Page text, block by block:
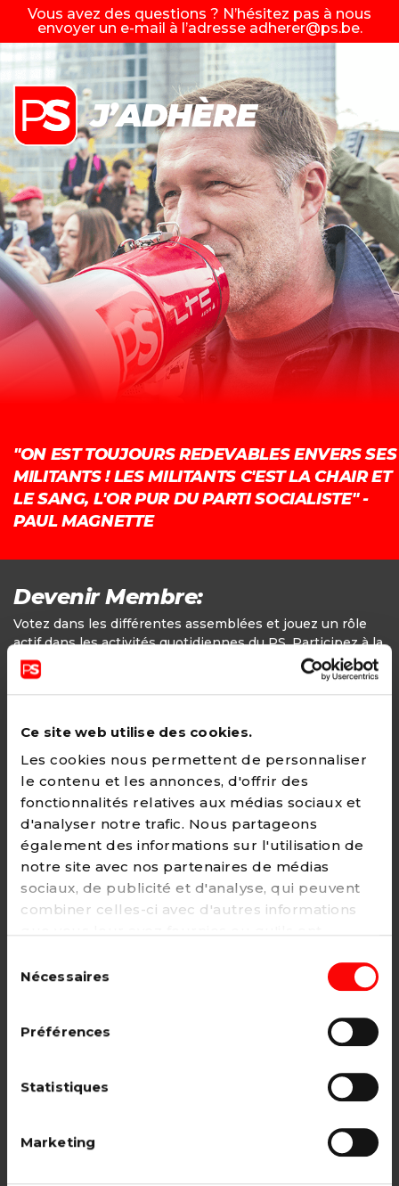
Ce site web utilise des cookies.
Les cookies nous permettent de personnaliser
le contenu et les annonces, d'offrir des
fonctionnalités relatives aux médias sociaux et
d'analyser notre trafic. Nous partageons
également des informations sur l'utilisation de
notre site avec nos partenaires de médias
sociaux, de publicité et d'analyse, qui peuvent
combiner celles-ci avec d'autres informations
services. Vous pouvez à tout moment modifier
politique
duNécessaires
Préférences
Statistiques
Marketing
Vous avez des questions ? N’hésitez pas à nous
envoyer un e-mail à l’adresse adherer@ps.be.
J’ADHÈRE
"ON EST TOUJOURS REDEVABLES ENVERS SES
MILITANTS ! LES MILITANTS C'EST LA CHAIR ET
LE SANG, L'OR PUR DU PARTI SOCIALISTE" -
PAUL MAGNETTE
Devenir Membre:
Votez dans les différentes assemblées et jouez un rôle
actif dans les activités quotidiennes du PS. Participez à la
définition des positions politiques.
24€ - Paiement annuel
CHOISIR →
Adhésion
2€ - Paiement mensuel
Adhésion étudiant, pensionné, en